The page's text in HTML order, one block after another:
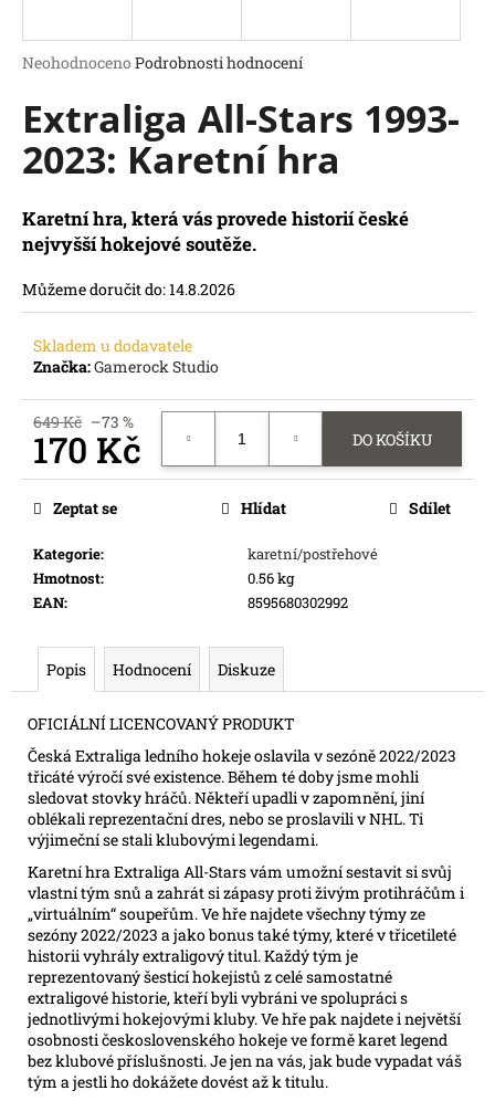
Průměrné
produktu
je
0,0
z
hvězdiček.
Neohodnoceno Podrobnosti hodnocení
Extraliga All-Stars 1993-
2023: Karetní hra
Karetní hra, která vás provede historií české
nejvyšší hokejové soutěže.
Můžeme doručit do:14.8.2026
Skladem u dodavatele
Značka:Gamerock Studio
649 Kč –73 %
170 Kč
Měrná
DO KOŠÍKU
Kategorie:
karetní/postřehové
Hmotnost:
0.56 kg
EAN: 8595680302992
Zeptat se Hlídat Sdílet
Popis Hodnocení Diskuze
OFICIÁLNÍ LICENCOVANÝ PRODUKT
Česká Extraliga ledního hokeje oslavila v sezóně 2022/2023
třicáté výročí své existence. Během té doby jsme mohli
sledovat stovky hráčů. Někteří upadli v zapomnění, jiní
oblékali reprezentační dres, nebo se proslavili v NHL. Ti
výjimeční se stali klubovými legendami.
Karetní hra Extraliga All-Stars vám umožní sestavit si svůj
vlastní tým snů a zahrát si zápasy proti živým protihráčům i
„virtuálním“ soupeřům. Ve hře najdete všechny týmy ze
sezóny 2022/2023 a jako bonus také týmy, které v třicetileté
historii vyhrály extraligový titul. Každý tým je
reprezentovaný šesticí hokejistů z celé samostatné
extraligové historie, kteří byli vybráni ve spolupráci s
jednotlivými hokejovými kluby. Ve hře pak najdete i největší
osobnosti československého hokeje ve formě karet legend
bez klubové příslušnosti. Je jen na vás, jak bude vypadat váš
tým a jestli ho dokážete dovést až k titulu.
j
t
?
HLEDAT
D
o
p
o
u
u
j
e
e
PEG
215